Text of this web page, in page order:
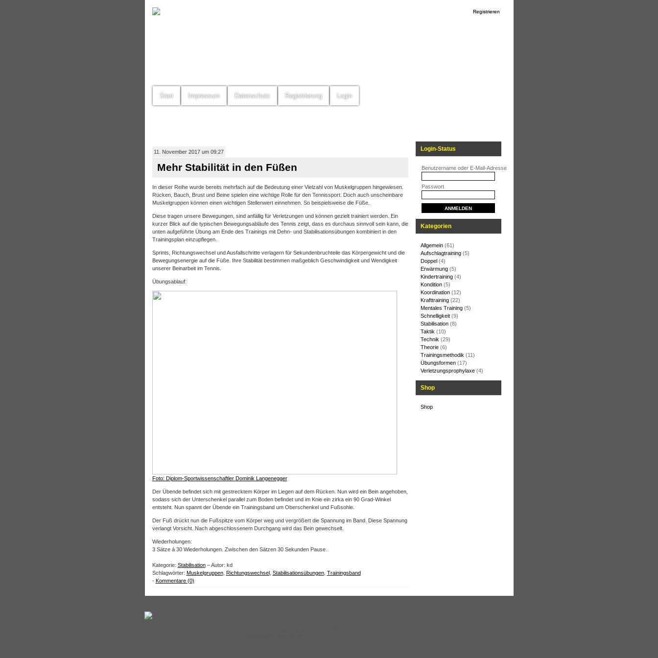
Registrieren
Start Impressum Datenschutz Registrierung Login
Login-Status
Benutzername oder E-Mail-Adresse
Passwort
Kategorien
Allgemein(61)
Aufschlagtraining(5)
Doppel(4)
Erwärmung(5)
Kindertraining(4)
Kondition(5)
Koordination(12)
Krafttraining(22)
Mentales Training(5)
Schnelligkeit(9)
Stabilisation(8)
Taktik (10)
Technik (29)
Theorie(6)
Trainingsmethodik (11)
Übungsformen(17)
Verletzungsprophylaxe(4)
Shop
Shop
11. November 2017 um 09:27
Mehr Stabilität in den Füßen
In dieser Reihe wurde bereits mehrfach auf die Bedeutung einer Vielzahl von Muskelgruppen hingewiesen.
Rücken, Bauch, Brust und Beine spielen eine wichtige Rolle für den Tennissport. Doch auch unscheinbare
Muskelgruppen können einen wichtigen Stellenwert einnehmen. So beispielsweise die Füße.
Diese tragen unsere Bewegungen, sind anfällig für Verletzungen und können gezielt trainiert werden. Ein
kurzer Blick auf die typischen Bewegungsabläufe des Tennis zeigt, dass es durchaus sinnvoll sein kann, die
unten aufgeführte Übung am Ende des Trainings mit Dehn- und Stabilisationsübungen kombiniert in den
Trainingsplan einzupflegen.
Sprints, Richtungswechsel und Ausfallschritte verlagern für Sekundenbruchteile das Körpergewicht und die
Bewegungsenergie auf die Füße. Ihre Stabilität bestimmen maßgeblich Geschwindigkeit und Wendigkeit
unserer Beinarbeit im Tennis.
Übungsablauf:
Foto: Diplom-Sportwissenschaftler Dominik Langenegger
Der Übende befindet sich mit gestrecktem Körper im Liegen auf dem Rücken. Nun wird ein Bein angehoben,
sodass sich der Unterschenkel parallel zum Boden befindet und im Knie ein zirka ein 90 Grad-Winkel
entsteht. Nun spannt der Übende ein Trainingsband um Oberschenkel und Fußsohle.
Der Fuß drückt nun die Fußspitze vom Körper weg und vergrößert die Spannung im Band. Diese Spannung
verlangt Vorsicht. Nach abgeschlossenem Durchgang wird das Bein gewechselt.
Wiederholungen:
3 Sätze á 30 Wiederholungen. Zwischen den Sätzen 30 Sekunden Pause.
Kategorie: Stabilisation– Autor: kd
Schlagwörter: Muskelgruppen, Richtungswechsel, Stabilisationsübungen, Trainingsband
- Kommentare (0)